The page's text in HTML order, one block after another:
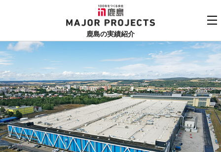
鹿島
MAJOR PROJECTS
鹿島の実績紹介
更新順でみる
用途でさがす
竣工年でさがす
地域でさがす
関連リンク
よくあるご質問
鹿島建設株式会社
個人情報保護方針
お問い合わせ